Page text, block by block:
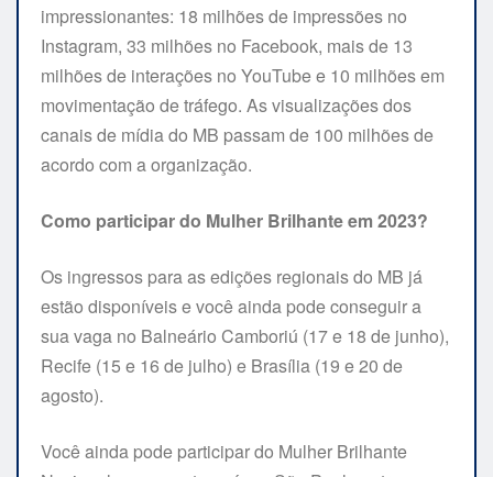
impressionantes: 18 milhões de impressões no
Instagram, 33 milhões no Facebook, mais de 13
milhões de interações no YouTube e 10 milhões em
movimentação de tráfego. As visualizações dos
canais de mídia do MB passam de 100 milhões de
acordo com a organização.
Como participar do Mulher Brilhante em 2023?
Os ingressos para as edições regionais do MB já
estão disponíveis e você ainda pode conseguir a
sua vaga no Balneário Camboriú (17 e 18 de junho),
Recife (15 e 16 de julho) e Brasília (19 e 20 de
agosto).
Você ainda pode participar do Mulher Brilhante